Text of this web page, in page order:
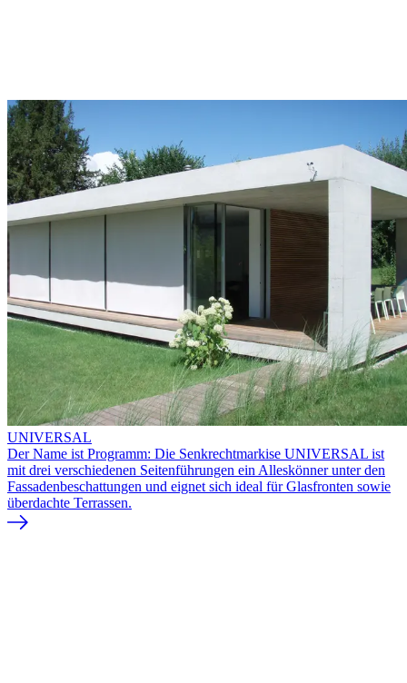
UNIVERSAL
Der Name ist Programm: Die Senkrechtmarkise UNIVERSAL ist
mit drei verschiedenen Seitenführungen ein Alleskönner unter den
Fassadenbeschattungen und eignet sich ideal für Glasfronten sowie
überdachte Terrassen.